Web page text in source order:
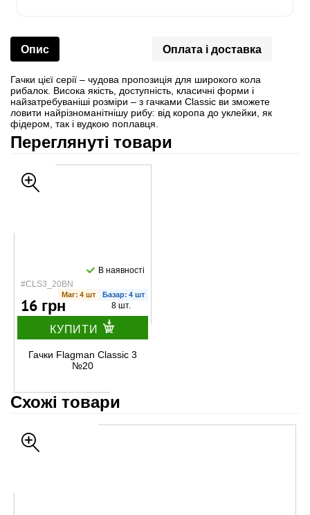
Опис Оплата і доставка
Гачки цієї серії – чудова пропозиція для широкого кола
рибалок. Висока якість, доступність, класичні форми і
найзатребуваніші розміри – з гачками Classic ви зможете
ловити найрізноманітнішу рибу: від коропа до уклейки, як
фідером, так і вудкою поплавця.
Переглянуті товари
#CLS3_20BN
В наявності
Маг: 4 шт Базар: 4 шт
16 грн 8 шт.
КУПИТИ
Гачки Flagman Classic 3
№20
Схожі товари